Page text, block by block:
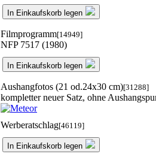
In Einkaufskorb legen
Filmprogramm[14949]
NFP 7517 (1980)
In Einkaufskorb legen
Aushangfotos (21 od.24x30 cm)[31288]
kompletter neuer Satz, ohne
Werberatschlag[46119]
In Einkaufskorb legen